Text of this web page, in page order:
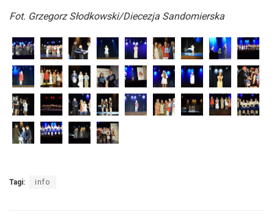
Fot. Grzegorz Słodkowski/Diecezja Sandomierska
Tagi: info